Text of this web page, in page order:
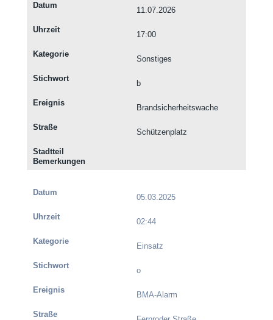
11.07.2026
17:00
Sonstiges
b
Brandsicherheitswache
Schützenplatz
05.03.2025
02:44
Einsatz
o
BMA-Alarm